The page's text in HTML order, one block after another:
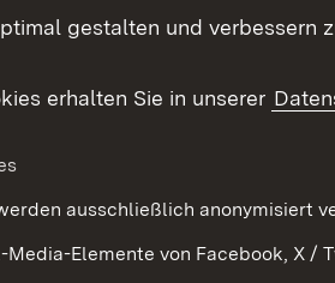
Bürgerbeauftragte
gestalten und verbessern
erhalten Sie in unserer
ausschließlich anonymisiert
Elemente von Facebook, X